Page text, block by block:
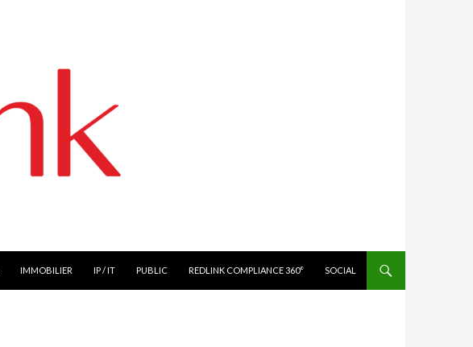
IMMOBILIER IP / IT PUBLIC REDLINK COMPLIANCE 360° SOCIAL